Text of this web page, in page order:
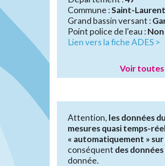
Commune :Saint-Laurent
Grand bassin versant :
Point police de l'eau :Non
Lien vers la fiche ADES >
Voir toutes
Attention, les données
mesures quasi temps-
« automatiquement »
conséquent des
donnée.